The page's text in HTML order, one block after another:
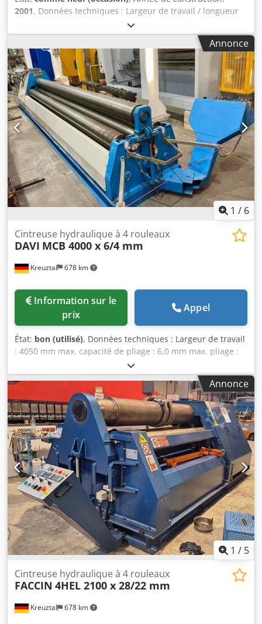
2001, Données techniques : Largeur de travail / longueur
utile : 2050 mm Capacité de pliage max. acier standard
St40 : 4,0 mm Pré-cintrage max. acier standard St40 : 2,0
mm Commande CNC : MG Diamètre du rouleau supérieur :
140 mm Diamètre des rouleaux inférieurs latéraux : 105
mm Diamètre du rouleau inférieur central : 130 mm
Dispositif de cintrage conique Hauteur de travail : 800 mm
Pupitre de commande mobile Paliers rabattables
hydrauliques Marquage CE Puissance moteur : 3 kW
Dimensions (Longueur x Largeur x Hauteur) : env. 3400 x
1200 x 1200 mm Poids propre : env. 2,5 tonnes État : Très
bon état, très peu utilisé Le vendeur décline toute
responsabilité en cas d’erreurs de saisie ou de
transmission de données. L’aspect, la technique et l’usure
de la machine correspondent à son âge ; les machines
d’occasion sont vendues sans aucune garantie. Dedpfxjza
D U Dj Anpekr
Annonce
1 / 6
Kreuztal 678 km
Cintreuse hydraulique à 4 rouleaux
DAVI MCB 4000 x 6/4 mm
prix
Appel
État: bon (utilisé), Données techniques : Largeur de travail
: 4050 mm max. capacité de pliage : 6,0 mm max. pliage :
4,0 mm Diamètre du rouleau supérieur : 210 mm Diamètre
des rouleaux latéraux inférieurs : 210 mm Diamètre du
rouleau inférieur central : 210 mm dispositif de pliage
conique par inclinaison des deux rouleaux latéraux
roulements hydrauliques pliables Dkedpfx Answkaalepor
panneau de commande pivotant avec affichage numérique
Dimensions (longueur x largeur x hauteur) : environ 6900 x
2300 x 1800 mm Poids mort : environ 14 tonnes Le vendeur
n'est pas responsable des erreurs typographiques ou de
transmission de données. L'apparence, la technologie et
l'usure de la machine sont en adéquation avec son âge ;
Les machines d'occasion sont vendues sans aucune
garantie.
Annonce
1 / 5
Kreuztal 678 km
Cintreuse hydraulique à 4 rouleaux
FACCIN 4HEL 2100 x 28/22 mm